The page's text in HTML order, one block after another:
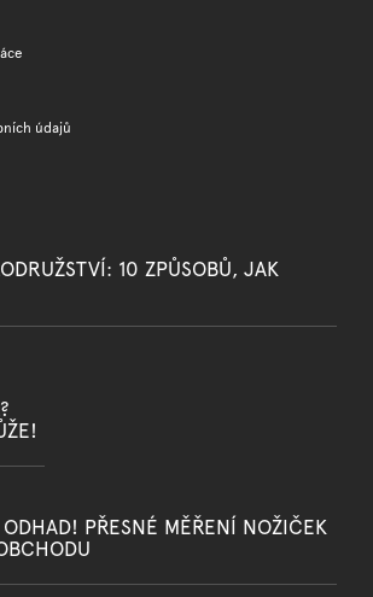
údajů
10 ZPŮSOBŮ, JAK
PŘESNÉ MĚŘENÍ NOŽIČEK